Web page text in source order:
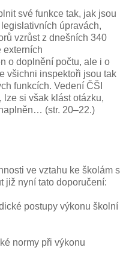
své funkce tak, jak jsou
úpravách,
vzrůst z dnešních 340
externích
o doplnění počtu, ale i o
všichni inspektoři jsou tak
funkcích. Vedení ČŠI
lze si však klást otázku,
(str. 20–22.)
ve vztahu ke školám s
již nyní tato doporučení:
postupy výkonu školní
normy při výkonu